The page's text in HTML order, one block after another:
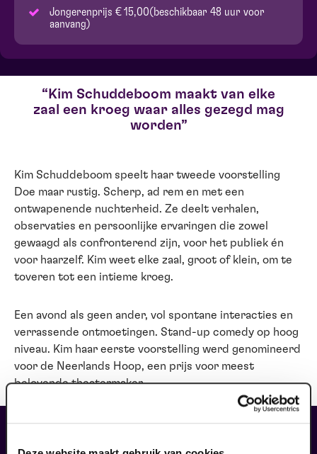
Jongerenprijs € 15,00(beschikbaar 48 uur voor
aanvang)
Kim Schuddeboom maakt van elke
zaal een kroeg waar alles gezegd mag
worden
Kim Schuddeboom speelt haar tweede voorstelling
Doe maar rustig. Scherp, ad rem en met een
ontwapenende nuchterheid. Ze deelt verhalen,
observaties en persoonlijke ervaringen die zowel
gewaagd als confronterend zijn, voor het publiek én
voor haarzelf. Kim weet elke zaal, groot of klein, om te
toveren tot een intieme kroeg.
Een avond als geen ander, vol spontane interacties en
verrassende ontmoetingen. Stand-up comedy op hoog
niveau. Kim haar eerste voorstelling werd genomineerd
voor de Neerlands Hoop, een prijs voor meest
belovende theatermaker